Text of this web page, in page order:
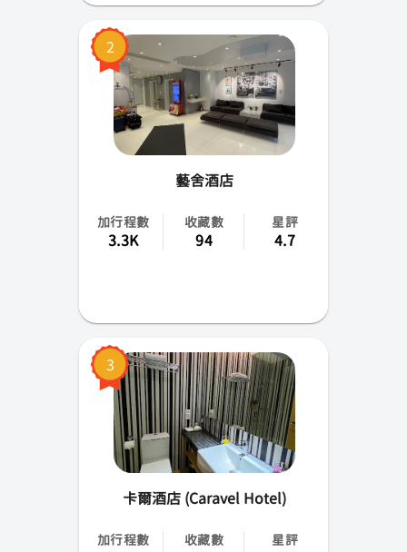
2
藝舍酒店
加行程數
3.3K
收藏數
94
星評
4.7
3
卡爾酒店 (Caravel Hotel)
加行程數 收藏數 星評